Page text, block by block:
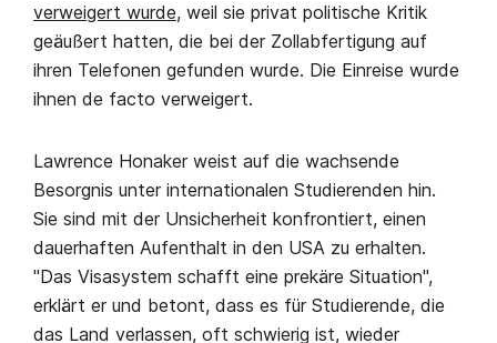
verweigert wurde, weil sie privat politische Kritik
geäußert hatten, die bei der Zollabfertigung auf
ihren Telefonen gefunden wurde. Die Einreise wurde
ihnen de facto verweigert.
Lawrence Honaker weist auf die wachsende
Besorgnis unter internationalen Studierenden hin.
Sie sind mit der Unsicherheit konfrontiert, einen
dauerhaften Aufenthalt in den USA zu erhalten.
"Das Visasystem schafft eine prekäre Situation",
erklärt er und betont, dass es für Studierende, die
das Land verlassen, oft schwierig ist, wieder